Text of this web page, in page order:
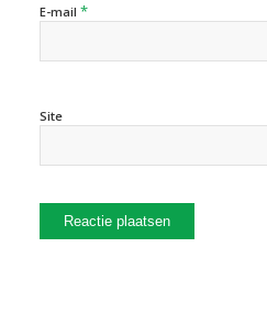
E-mail *
Site